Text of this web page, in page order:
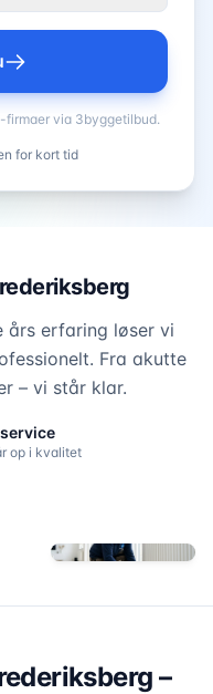
firmaer via 3byggetilbud.
for kort tid
års erfaring løser vi
Fra akutte
– vi står klar.
op i kvalitet
–